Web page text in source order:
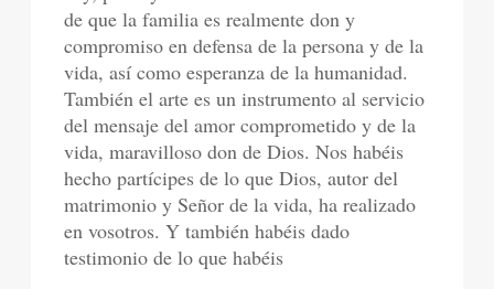
de que la familia es realmente don y
compromiso en defensa de la persona y de la
vida, así como esperanza de la humanidad.
También el arte es un instrumento al servicio
del mensaje del amor comprometido y de la
vida, maravilloso don de Dios. Nos habéis
hecho partícipes de lo que Dios, autor del
matrimonio y Señor de la vida, ha realizado
en vosotros. Y también habéis dado
testimonio de lo que habéis